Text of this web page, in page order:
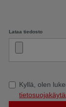
Lataa tiedosto
Kyllä, olen